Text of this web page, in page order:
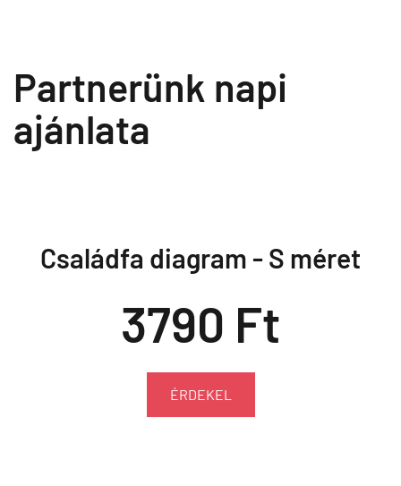
Partnerünk napi
ajánlata
Családfa diagram - S méret
3790 Ft
ÉRDEKEL